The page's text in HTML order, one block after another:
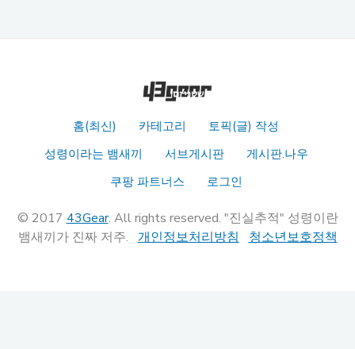
홈(최신) 카테고리
토픽(글) 작성
성령이라는 뱀새끼
서브게시판
게시판.나우
쿠팡 파트너스
로그인
© 2017 43Gear. All rights reserved. "진실추적" 성령이란
뱀새끼가 진짜 저주. 개인정보처리방침 청소년보호정책